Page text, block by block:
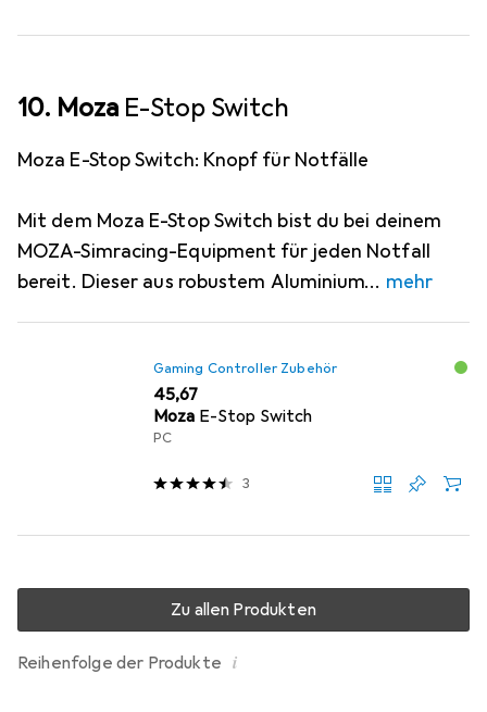
10. Moza E-Stop Switch
Moza E-Stop Switch: Knopf für Notfälle
Mit dem Moza E-Stop Switch bist du bei deinem
MOZA-Simracing-Equipment für jeden Notfall
bereit. Dieser aus robustem Aluminium
mehr
Gaming Controller Zubehör
EUR
45,67
Moza E-Stop Switch
PC
3
Reihenfolge der Produkte i
Zu allen Produkten